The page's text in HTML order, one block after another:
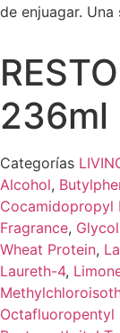
de enjuagar.
236ml
Categorías
Alcohol,
Cocamidopropyl
Fragrance,
Wheat Protein,
Laureth-4,
Octafluoropentyl